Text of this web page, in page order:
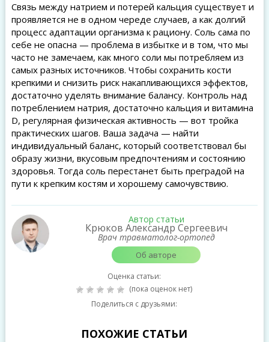
Связь между натрием и потерей кальция существует и
проявляется не в одном череде случаев, а как долгий
процесс адаптации организма к рациону. Соль сама по
себе не опасна — проблема в избытке и в том, что мы
часто не замечаем, как много соли мы потребляем из
самых разных источников. Чтобы сохранить кости
крепкими и снизить риск накапливающихся эффектов,
достаточно уделять внимание балансу. Контроль над
потреблением натрия, достаточно кальция и витамина
D, регулярная физическая активность — вот тройка
практических шагов. Ваша задача — найти
индивидуальный баланс, который соответствовал бы
образу жизни, вкусовым предпочтениям и состоянию
здоровья. Тогда соль перестанет быть преградой на
пути к крепким костям и хорошему самочувствию.
Автор статьи
Крюков Александр Сергеевич
Врач травматолог-ортопед
Об авторе
Оценка статьи:
(пока оценок нет)
Поделиться с друзьями:
ПОХОЖИЕ СТАТЬИ